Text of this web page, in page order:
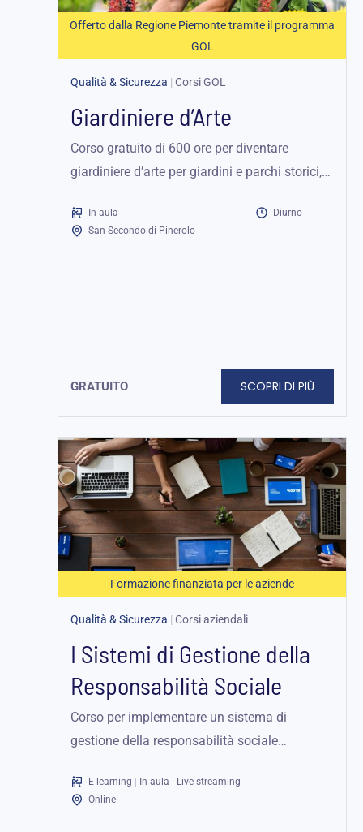
Offerto dalla Regione Piemonte tramite il programma
GOL
Qualità & Sicurezza | Corsi GOL
Giardiniere d’Arte
Corso gratuito di 600 ore per diventare
giardiniere d’arte per giardini e parchi storici,
certificazione...
In aula
Diurno
San Secondo di Pinerolo
GRATUITO SCOPRI DI PIÙ
Formazione finanziata per le aziende
Qualità & Sicurezza | Corsi aziendali
I Sistemi di Gestione della
Responsabilità Sociale
Corso per implementare un sistema di
gestione della responsabilità sociale
strumenti e casi pratici.
E-learning | In aula | Live streaming
Online